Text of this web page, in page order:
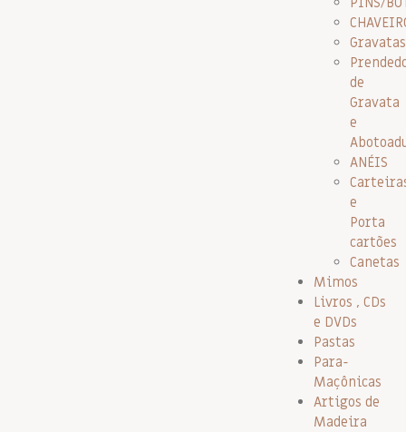
Gravatas
de
Gravata
e
ANÉIS
e
Porta
cartões
Canetas
Mimos
Livros , CDs
e DVDs
Pastas
Para-
Maçônicas
Artigos de
Madeira